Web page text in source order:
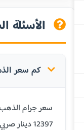
الأسئلة
كم سعر الذهب عيار 21 قيراط